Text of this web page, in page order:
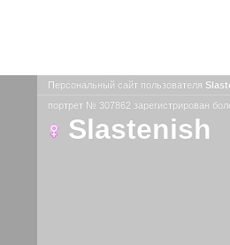
Персональный сайт пользователя
портрет № 307862 зарегистрирован
Slastenish